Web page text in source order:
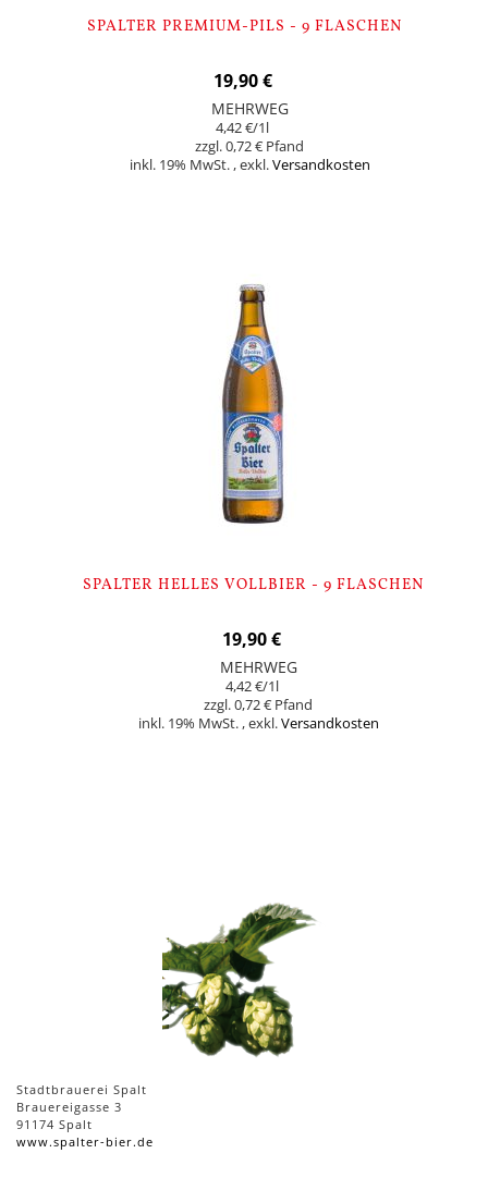
SPALTER PREMIUM-PILS - 9 FLASCHEN
19,90 €
MEHRWEG
4,42 €/1l
0,72 €
inkl. 19% MwSt. ,exkl.Versandkosten
SPALTER HELLES VOLLBIER - 9 FLASCHEN
19,90 €
MEHRWEG
4,42 €/1l
0,72 €
inkl. 19% MwSt. ,exkl.Versandkosten
Stadtbrauerei Spalt
Brauereigasse 3
91174 Spalt
www.spalter-bier.de